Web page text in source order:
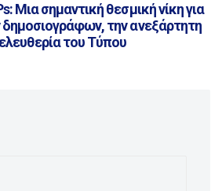
Μια σημαντική θεσμική νίκη για
την ανεξάρτητη
του Τύπου